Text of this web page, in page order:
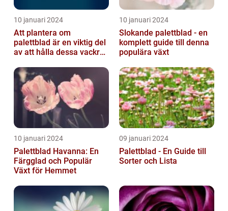
10 januari 2024
Att plantera om
palettblad är en viktig del
av att hålla dessa vackra
välmående...
10 januari 2024
Slokande palettblad - en
komplett guide till denna
populära växt
10 januari 2024
Palettblad Havanna: En
Färgglad och Populär
Växt för Hemmet
09 januari 2024
Palettblad - En Guide till
Sorter och Lista